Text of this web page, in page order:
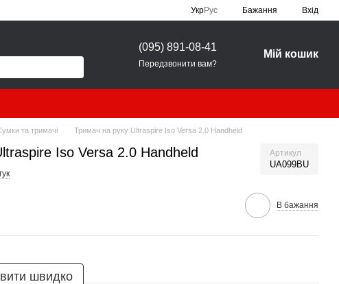
УкрРус Бажання Вхід
(095) 891-08-41
Передзвонити вам?
Мій кошик
та тримачі Тримач на руку Ultraspire Iso Versa 2.0 Handheld
Iso Versa 2.0 Handheld Артикул
UA099BU
В бажання
швидко